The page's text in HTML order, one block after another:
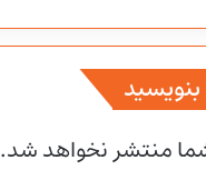
بنویسید
منتشر نخواهد شد.